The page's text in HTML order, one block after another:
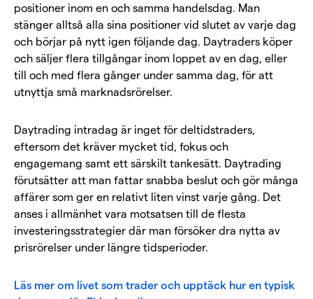
positioner inom en och samma handelsdag. Man
stänger alltså alla sina positioner vid slutet av varje dag
och börjar på nytt igen följande dag. Daytraders köper
och säljer flera tillgångar inom loppet av en dag, eller
till och med flera gånger under samma dag, för att
utnyttja små marknadsrörelser.
Daytrading intradag är inget för deltidstraders,
eftersom det kräver mycket tid, fokus och
engagemang samt ett särskilt tankesätt. Daytrading
förutsätter att man fattar snabba beslut och gör många
affärer som ger en relativt liten vinst varje gång. Det
anses i allmänhet vara motsatsen till de flesta
investeringsstrategier där man försöker dra nytta av
prisrörelser under längre tidsperioder.
Läs mer om livet som trader och upptäck hur en typisk